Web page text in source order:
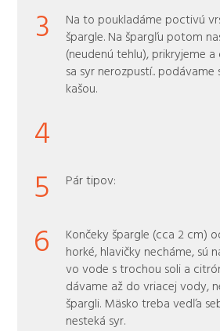
3
Na to poukladáme poctivú
špargle. Na špargľu potom
(neudenú tehlu), prikryjeme
sa syr nerozpustí..
kašou.
4
5
Pár tipov:
6
Končeky špargle (cca 2 cm)
horké, hlavičky necháme, sú
vo vode s trochou soli a
dávame až do vriacej vody,
špargli. Mäsko treba vedľa
nesteká syr.